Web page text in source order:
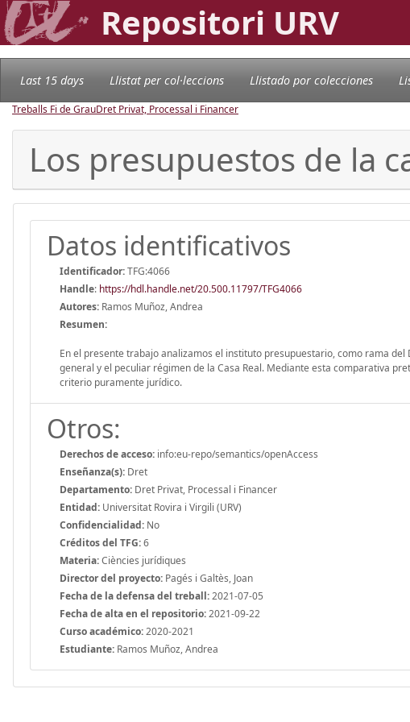
Repositori URV
Last 15 days Llistat per col·leccions Llistado por colecciones
Treballs Fi de GrauDret Privat, Processal i Financer
Los presupuestos de la
Datos identificativos
Identificador:TFG:4066
Handle: https://hdl.handle.net/20.500.11797/TFG4066
Autores: Ramos Muñoz, Andrea
Resumen:
En el presente trabajo analizamos el instituto presupuestario, como rama
general y el peculiar régimen de la Casa Real. Mediante esta comparativa
criterio puramente jurídico.
Otros:
Derechos de acceso: info:eu-repo/semantics/openAccess
Enseñanza(s): Dret
Departamento: Dret Privat, Processal i Financer
Entidad: Universitat Rovira i Virgili (URV)
Confidencialidad: No
Créditos del TFG:6
Materia:Ciències jurídiques
Director del proyecto: Pagés i Galtès, Joan
Fecha de la defensa del treball:2021-07-05
Fecha de alta en el repositorio:2021-09-22
Curso académico:2020-2021
Estudiante: Ramos Muñoz, Andrea